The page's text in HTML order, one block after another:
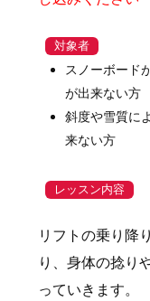
対象者
スノーボード
が出来ない方
斜度や雪質に
来ない方
レッスン内容
リフトの乗り降
り、身体の捻り
っていきます。